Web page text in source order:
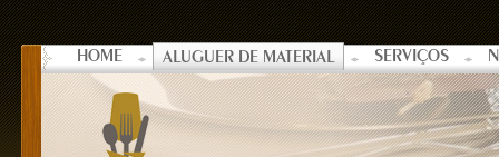
HOME ALUGUER DE MATERIAL SERVIÇOS